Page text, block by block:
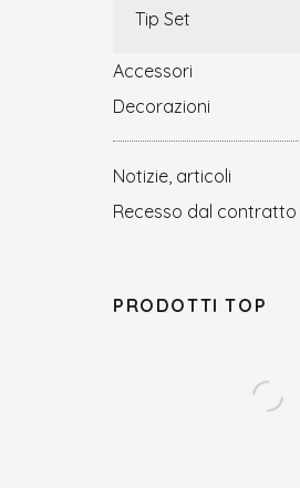
Tip Set
Accessori
Decorazioni
Notizie, articoli
Recesso dal contratto
PRODOTTI TOP